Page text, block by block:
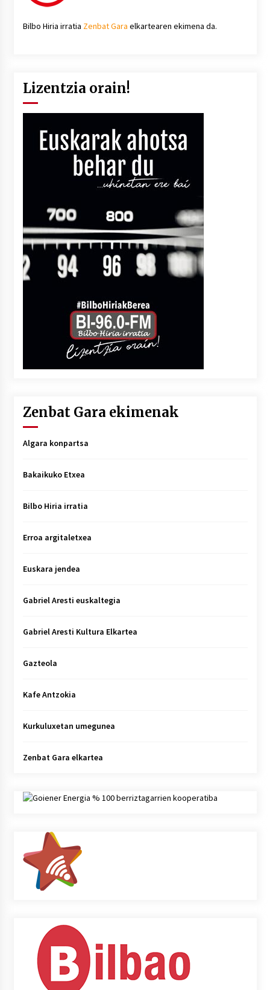
Bilbo Hiria irratia Zenbat Gara elkartearen ekimena da.
Lizentzia orain!
Zenbat Gara ekimenak
Algara konpartsa
Bakaikuko Etxea
Bilbo Hiria irratia
Erroa argitaletxea
Euskara jendea
Gabriel Aresti euskaltegia
Gabriel Aresti Kultura Elkartea
Gazteola
Kafe Antzokia
Kurkuluxetan umegunea
Zenbat Gara elkartea